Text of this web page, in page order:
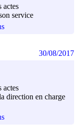
actes
service
actes
direction en charge
30/08/2017